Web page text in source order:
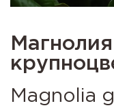
Магнолия
Magnolia